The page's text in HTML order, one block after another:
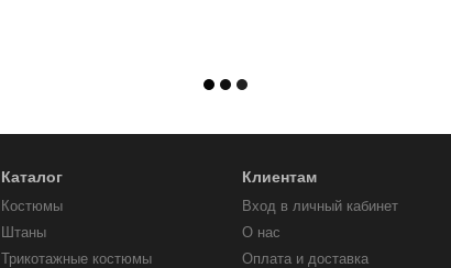
Каталог
Костюмы
Штаны
Трикотажные костюмы
Клиентам
Вход в личный кабинет
О нас
Оплата и доставка